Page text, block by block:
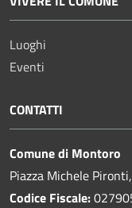
Luoghi
Eventi
CONTATTI
Comune di Montoro
Piazza Michele
Codice Fiscale: